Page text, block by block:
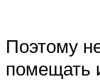
Поэтому
помещать